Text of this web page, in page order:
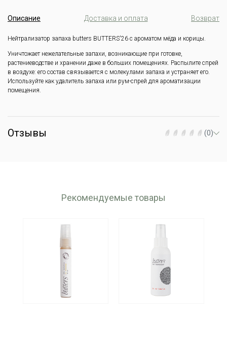
Описание Доставка и оплата Возврат
Нейтрализатор запаха butters BUTTERS'26 с ароматом мёда и корицы.
Уничтожает нежелательные запахи, возникающие при готовке,
растениеводстве и хранении даже в больших помещениях. Распылите спрей
в воздухе: его состав связывается с молекулами запаха и устраняет его.
Используйте как удалитель запаха или рум-спрей для ароматизации
помещения.
Отзывы (0)
Рекомендуемые товары